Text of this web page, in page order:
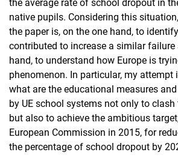
the average rate of school dropout in
native pupils. Considering this
the paper is, on the one hand, to
contributed to increase a similar failure
hand, to understand how Europe is
phenomenon. In particular, my attempt
what are the educational measures
by UE school systems not only to
but also to achieve the ambitious
European Commission in 2015, for
the percentage of school dropout by